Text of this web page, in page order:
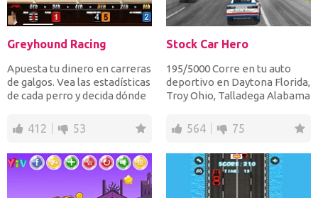
Greyhound Racing
Apuesta tu dinero en carreras
de galgos. Vea las estadísticas
de cada perro y decida dónde
412 53
Stock Car Hero
195/5000 Corre en tu auto
deportivo en Daytona Florida,
Troy Ohio, Talladega Alabama
564 75